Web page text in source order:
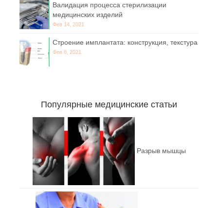
Валидация процесса стерилизации
медицинских изделий
Фев 14, 2021
Строение имплантата: конструкция, текстура
Фев 8, 2021
Популярные медицинские статьи
Разрыв мышцы